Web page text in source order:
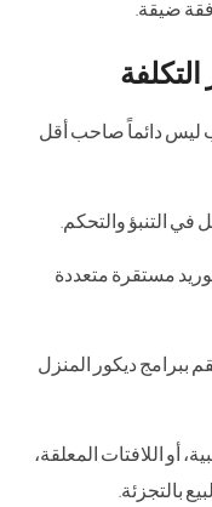
ضيقة.
ليس دائماً صاحب أقل
في التنبؤ والتحكم.
مستقرة متعددة
ببرامج ديكور المنزل
أو اللافتات المعلقة،
بالتجزئة.